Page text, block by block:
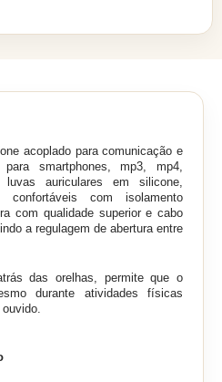
acoplado para comunicação e
para smartphones, mp3, mp4,
luvas auriculares em silicone,
confortáveis com isolamento
com qualidade superior e cabo
a regulagem de abertura entre
das orelhas, permite que o
durante atividades físicas